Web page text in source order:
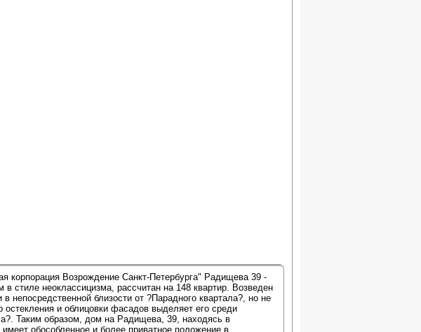
корпорация Возрождение Санкт-Петербурга" Радищева 39 -
стиле неоклассицизма, рассчитан на 148 квартир. Возведен
непосредственной близости от ?Парадного квартала?, но не
остекления и облицовки фасадов выделяет его среди
Таким образом, дом на Радищева, 39, находясь в
обособленное и более приватное положение в